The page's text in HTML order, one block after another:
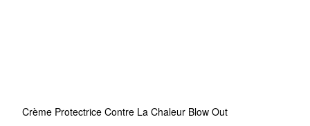
Crème Protectrice Contre La Chaleur Blow Out